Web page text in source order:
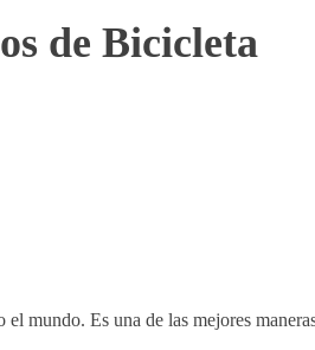
de Bicicleta
Es una de las mejores